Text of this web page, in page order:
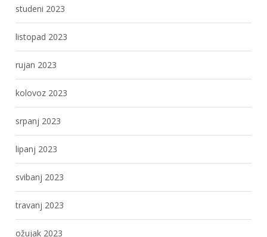
studeni 2023
listopad 2023
rujan 2023
kolovoz 2023
srpanj 2023
lipanj 2023
svibanj 2023
travanj 2023
ožujak 2023